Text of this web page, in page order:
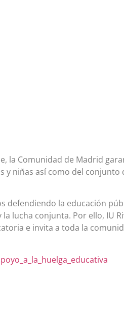
la Comunidad de Madrid
y niñas así como del
defendiendo la educación
lucha conjunta. Por ello, IU
e invita a toda la